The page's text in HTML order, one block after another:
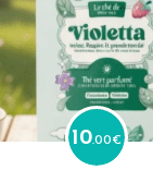
10.00€